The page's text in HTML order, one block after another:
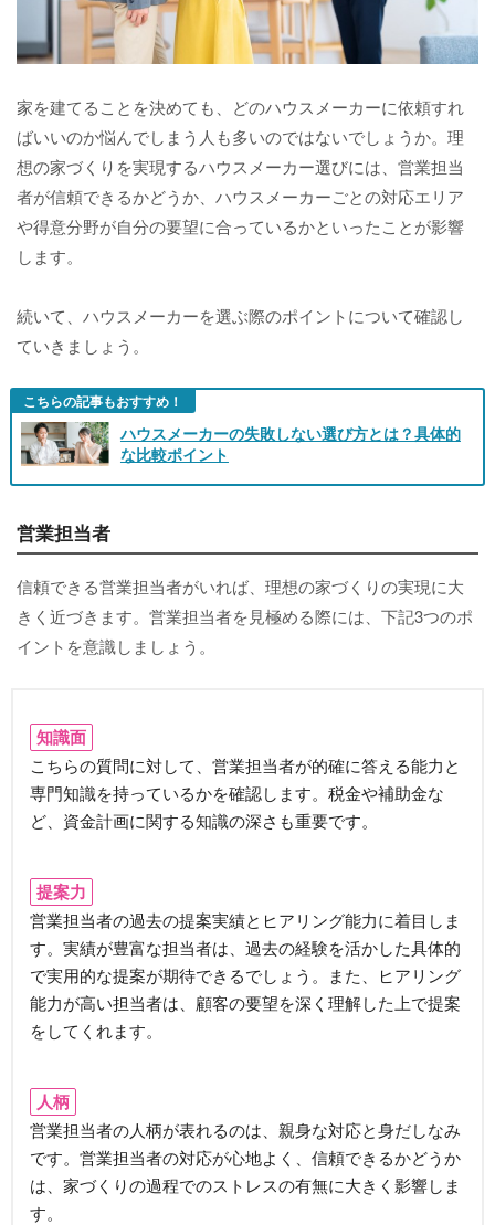
家を建てることを決めても、どのハウスメーカーに依頼すれ
ばいいのか悩んでしまう人も多いのではないでしょうか。理
想の家づくりを実現するハウスメーカー選びには、営業担当
者が信頼できるかどうか、ハウスメーカーごとの対応エリア
や得意分野が自分の要望に合っているかといったことが影響
します。
続いて、ハウスメーカーを選ぶ際のポイントについて確認し
ていきましょう。
こちらの記事もおすすめ！
ハウスメーカーの失敗しない選び方とは？具体的
な比較ポイント
営業担当者
信頼できる営業担当者がいれば、理想の家づくりの実現に大
きく近づきます。営業担当者を見極める際には、下記3つのポ
イントを意識しましょう。
知識面
こちらの質問に対して、営業担当者が的確に答える能力と
専門知識を持っているかを確認します。税金や補助金な
ど、資金計画に関する知識の深さも重要です。
提案力
営業担当者の過去の提案実績とヒアリング能力に着目しま
す。実績が豊富な担当者は、過去の経験を活かした具体的
で実用的な提案が期待できるでしょう。また、ヒアリング
能力が高い担当者は、顧客の要望を深く理解した上で提案
をしてくれます。
人柄
営業担当者の人柄が表れるのは、親身な対応と身だしなみ
です。営業担当者の対応が心地よく、信頼できるかどうか
は、家づくりの過程でのストレスの有無に大きく影響しま
す。